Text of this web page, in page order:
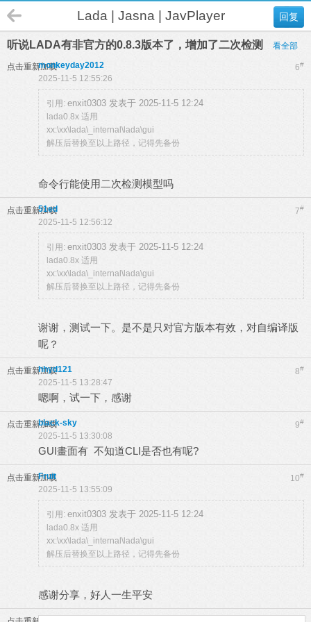
回复
Lada | Jasna | JavPlayer
听说LADA有非官方的0.8.3版本了，增加了二次检测 看全部
点击重新加载 6#
monkeyday2012
2025-11-5 12:55:26
引用: enxit0303 发表于 2025-11-5 12:24
lada0.8x 适用
xx:\xx\lada\_internal\lada\gui
解压后替换至以上路径，记得先备份
命令行能使用二次检测模型吗
点击重新加载 7#
51ed
2025-11-5 12:56:12
引用: enxit0303 发表于 2025-11-5 12:24
lada0.8x 适用
xx:\xx\lada\_internal\lada\gui
解压后替换至以上路径，记得先备份
谢谢，测试一下。是不是只对官方版本有效，对自编译版
呢？
点击重新加载 8#
hhyd121
2025-11-5 13:28:47
嗯啊，试一下，感谢
点击重新加载 9#
black-sky
2025-11-5 13:30:08
GUI畫面有 不知道CLI是否也有呢?
点击重新加载 10#
Fruit
2025-11-5 13:55:09
引用: enxit0303 发表于 2025-11-5 12:24
lada0.8x 适用
xx:\xx\lada\_internal\lada\gui
解压后替换至以上路径，记得先备份
感谢分享，好人一生平安